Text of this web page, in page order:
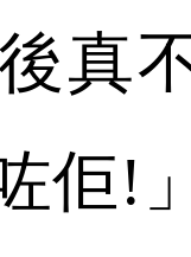
真
佢!